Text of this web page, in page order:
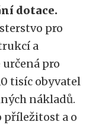
dotace.
pro
a
určená pro
tisíc obyvatel
nákladů.
příležitost a o